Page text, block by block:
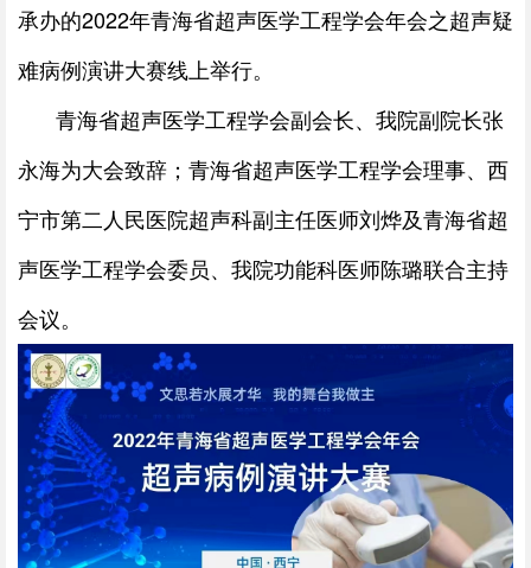
承办的2022年青海省超声医学工程学会年会之超声疑
难病例演讲大赛线上举行。
青海省超声医学工程学会副会长、我院副院长张
永海为大会致辞；青海省超声医学工程学会理事、西
宁市第二人民医院超声科副主任医师刘烨及青海省超
声医学工程学会委员、我院功能科医师陈璐联合主持
会议。